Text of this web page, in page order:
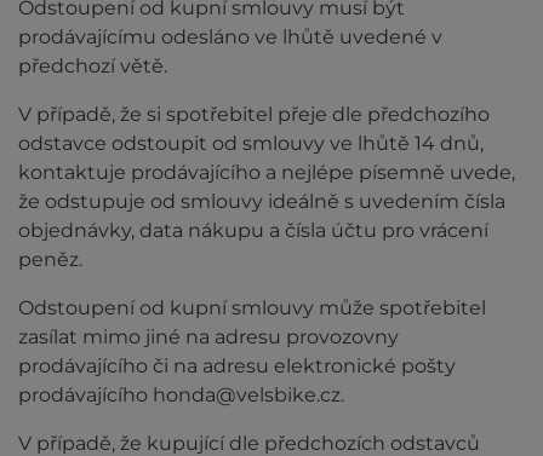
Odstoupení od kupní smlouvy musí být
prodávajícímu odesláno ve lhůtě uvedené v
předchozí větě.
V případě, že si spotřebitel přeje dle předchozího
odstavce odstoupit od smlouvy ve lhůtě 14 dnů,
kontaktuje prodávajícího a nejlépe písemně uvede,
že odstupuje od smlouvy ideálně s uvedením čísla
objednávky, data nákupu a čísla účtu pro vrácení
peněz.
Odstoupení od kupní smlouvy může spotřebitel
zasílat mimo jiné na adresu provozovny
prodávajícího či na adresu elektronické pošty
prodávajícího honda@velsbike.cz.
V případě, že kupující dle předchozích odstavců